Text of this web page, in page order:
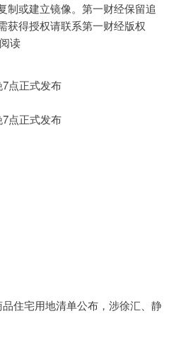
制或建立镜像。第一财经保留追
获得授权请联系第一财经版权
读
点正式发布
点正式发布
住宅用地清单公布，涉徐汇、静